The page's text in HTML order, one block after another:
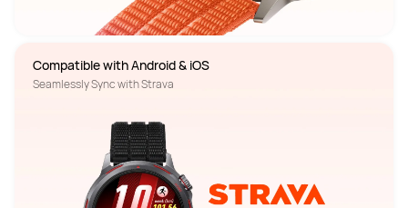
Compatible with Android & iOS
Seamlessly Sync with Strava